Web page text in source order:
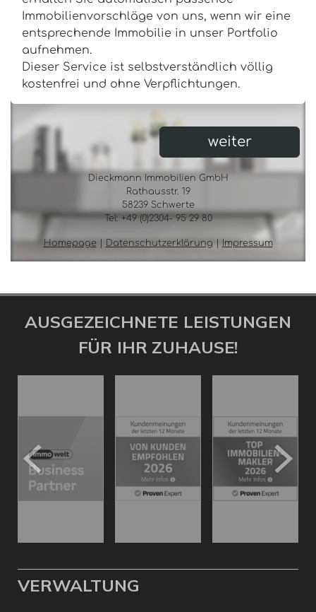
AUSGEZEICHNETE LEISTUNGEN
FÜR IHR ZUHAUSE!
VERWALTUNG